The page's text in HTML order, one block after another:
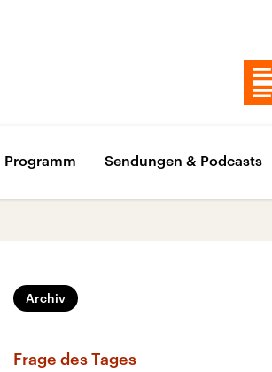
Programm Sendungen & Podcasts
Archiv
Frage des Tages